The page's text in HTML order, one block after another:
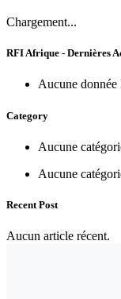
Chargement...
RFI Afrique - Dernières
Aucune donnée
Category
Aucune
Aucune
Recent Post
Aucun article récent.